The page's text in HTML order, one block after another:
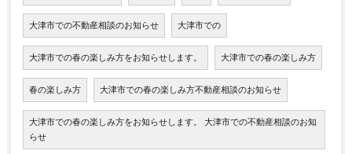
大津市での不動産相談のお知らせ 大津市での
大津市での春の楽しみ方をお知らせします。 大津市での春の楽しみ方
春の楽しみ方 大津市での春の楽しみ方不動産相談のお知らせ
大津市での春の楽しみ方をお知らせします。 大津市での不動産相談のお知
らせ